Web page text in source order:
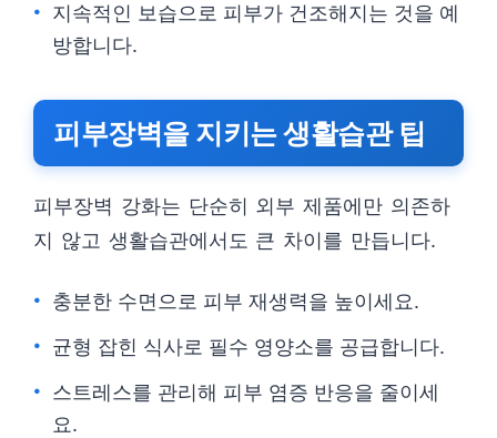
지속적인 보습으로 피부가 건조해지는 것을 예
방합니다.
피부장벽을 지키는 생활습관 팁
피부장벽 강화는 단순히 외부 제품에만 의존하
지 않고 생활습관에서도 큰 차이를 만듭니다.
충분한 수면으로 피부 재생력을 높이세요.
균형 잡힌 식사로 필수 영양소를 공급합니다.
스트레스를 관리해 피부 염증 반응을 줄이세
요.